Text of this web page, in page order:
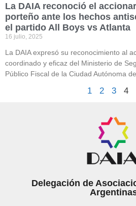
La DAIA reconoció el
porteño ante los hechos
el partido All Boys vs Atlanta
16 julio, 2025
La DAIA expresó su reconocimiento al
coordinado y eficaz del Ministerio de
Público Fiscal de la Ciudad Autónoma de
1 2 3 4
Delegación de